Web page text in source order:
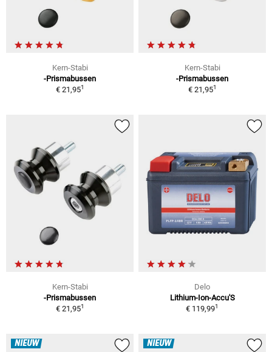
Kern-Stabi
-Prismabussen
€ 21,951
Kern-Stabi
-Prismabussen
€ 21,951
Kern-Stabi
-Prismabussen
€ 21,951
Delo
Lithium-Ion-Accu'S
€ 119,991
NIEUW NIEUW